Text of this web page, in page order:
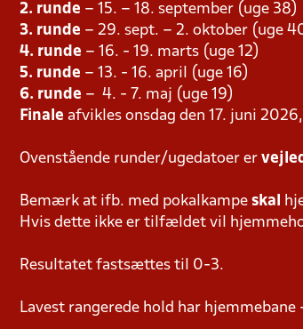
2. runde – 15. – 18. september (uge 38)
3. runde – 29. sept. – 2. oktober (uge
4. runde – 16. - 19. marts (uge 12)
5. runde – 13. - 16. april (uge 16)
6. runde – 4. - 7. maj (uge 19)
Finale afvikles onsdag den 17. juni
Ovenstående runder/ugedatoer er
Bemærk at ifb. med pokalkampe skal
Hvis dette ikke er tilfældet vil
Resultatet fastsættes til 0-3.
Lavest rangerede hold har